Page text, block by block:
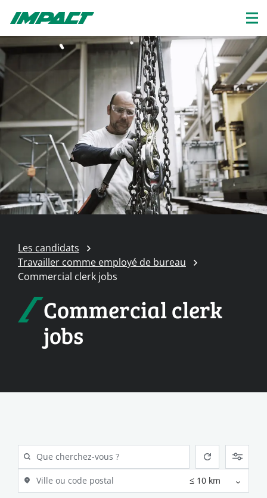
Les candidats
Travailler comme employé de bureau
Commercial clerk jobs
Commercial clerk
jobs